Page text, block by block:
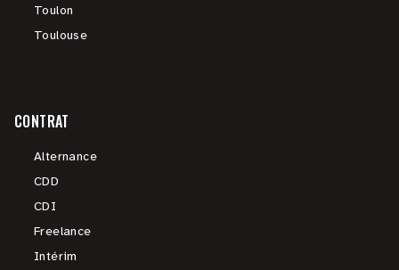
Toulon
Toulouse
CONTRAT
Alternance
CDD
CDI
Freelance
Intérim